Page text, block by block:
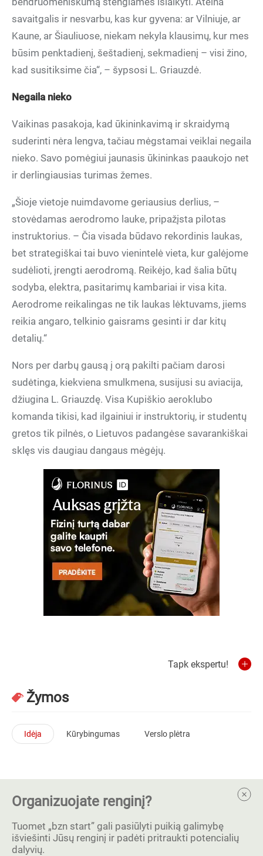
savaitgalis ir nesvarbu, kas kur gyvena: ar Vilniuje, ar
Kaune, ar Šiauliuose, niekam nekyla klausimų, kur mes
būsim penktadienį, šeštadienį, sekmadienį – visi žino,
kad susitiksime čia“, – šypsosi L. Griauzdė.
Negaila nieko
Vaikinas pasakoja, kad ūkininkavimą ir skraidymą
suderinti nėra lengva, tačiau mėgstamai veiklai negaila
nieko. Savo pomėgiui jaunasis ūkininkas paaukojo net
ir derlingiausias turimas žemes.
„Šioje vietoje nuimdavome geriausius derlius, –
stovėdamas aerodromo lauke, pripažįsta pilotas
instruktorius. – Čia visada būdavo rekordinis laukas,
bet strategiškai tai buvo vienintelė vieta, kur galėjome
sudėlioti, įrengti aerodromą. Reikėjo, kad šalia būtų
sodyba, elektra, pasitarimų kambariai ir visa kita.
Aerodrome reikalingas ne tik laukas lėktuvams, jiems
reikia angaro, telkinio gaisrams gesinti ir dar kitų
detalių.“
Nors per darbų gausą į orą pakilti pačiam darosi
sudėtinga, kiekviena smulkmena, susijusi su aviacija,
džiugina L. Griauzdę. Visa Kupiškio aeroklubo
komanda tikisi, kad ilgainiui ir instruktorių, ir studentų
gretos tik pilnės, o Lietuvos padangėse savarankiškai
sklęs vis daugiau dangaus mėgėjų.
Tapk ekspertu!
Žymos
Idėja Kūrybingumas Verslo plėtra
Organizuojate renginį?
Tuomet „bzn start” gali pasiūlyti puikią galimybę
išviešinti Jūsų renginį ir padėti pritraukti potencialių
dalyvių.